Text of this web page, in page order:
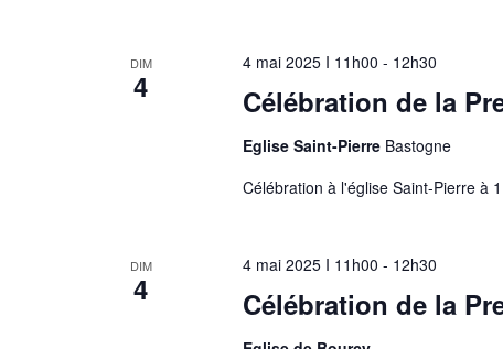
DIM
4 Célébration de la
4 mai 2025 I 11h00 - 12h30
Eglise Saint-Pierre Bastogne
Célébration à l'église Saint-Pierre à
DIM
4 Célébration de la
4 mai 2025 I 11h00 - 12h30